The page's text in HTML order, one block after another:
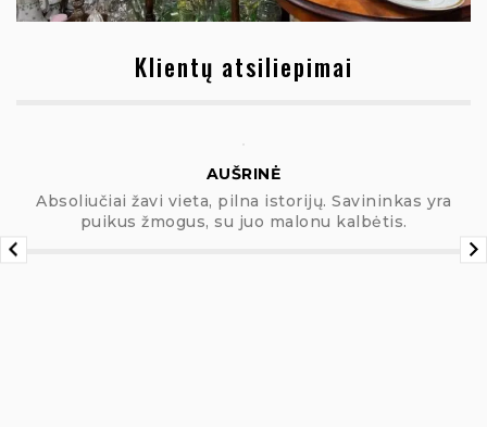
Klientų atsiliepimai
Absoliučiai žavi vieta, pilna istorijų. Savininkas yra
puikus žmogus, su juo malonu kalbėtis.
AUŠRINĖ